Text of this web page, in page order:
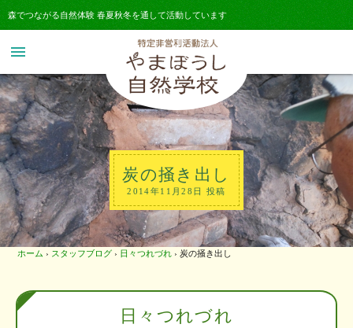
森でつながる自然体験 春夏秋冬を通して活動しています
menu
炭の掻き出し
2014年11月28日 投稿
ホーム › スタッフブログ › 日々つれづれ › 炭の掻き出し
日々つれづれ